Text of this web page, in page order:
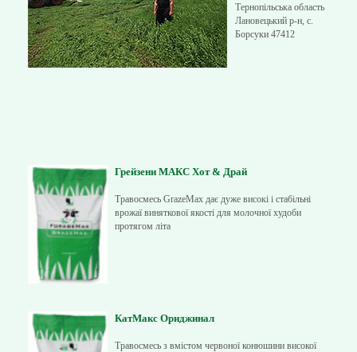
Тернопільська область
Лановецький р-н, с.
Борсуки 47412
Грейзени МАКС Хот & Драй
Травосмесь GrazeMax дає дуже високі і стабільні
врожаї виняткової якості для молочної худоби
протягом літа
КатМакс Ориджинал
Травосмесь з вмістом червоної конюшини високої